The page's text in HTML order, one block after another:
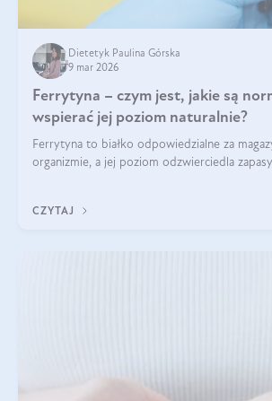
Dietetyk Paulina Górska
9 mar 2026
Ferrytyna – czym jest, jakie są
wspierać jej poziom naturalnie?
Ferrytyna to białko odpowiedzialne za
organizmie, a jej poziom odzwierciedla
funkcjonowanie (
CZYTAJ